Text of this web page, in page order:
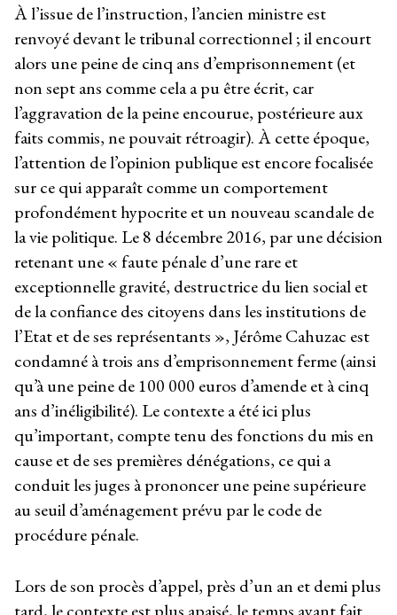
À l’issue de l’instruction, l’ancien ministre est
renvoyé devant le tribunal correctionnel ; il encourt
alors une peine de cinq ans d’emprisonnement (et
non sept ans comme cela a pu être écrit, car
l’aggravation de la peine encourue, postérieure aux
faits commis, ne pouvait rétroagir). À cette époque,
l’attention de l’opinion publique est encore focalisée
sur ce qui apparaît comme un comportement
profondément hypocrite et un nouveau scandale de
la vie politique. Le 8 décembre 2016, par une décision
retenant une « faute pénale d’une rare et
exceptionnelle gravité, destructrice du lien social et
de la confiance des citoyens dans les institutions de
l’Etat et de ses représentants », Jérôme Cahuzac est
condamné à trois ans d’emprisonnement ferme (ainsi
qu’à une peine de 100 000 euros d’amende et à cinq
ans d’inéligibilité). Le contexte a été ici plus
qu’important, compte tenu des fonctions du mis en
cause et de ses premières dénégations, ce qui a
conduit les juges à prononcer une peine supérieure
au seuil d’aménagement prévu par le code de
procédure pénale.
Lors de son procès d’appel, près d’un an et demi plus